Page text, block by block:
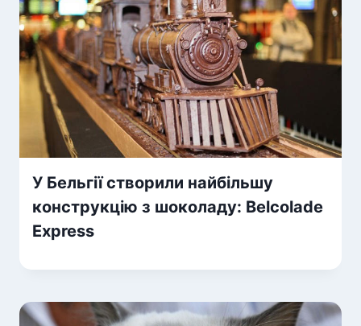
У Бельгії створили найбільшу
конструкцію з шоколаду: Belcolade
Express